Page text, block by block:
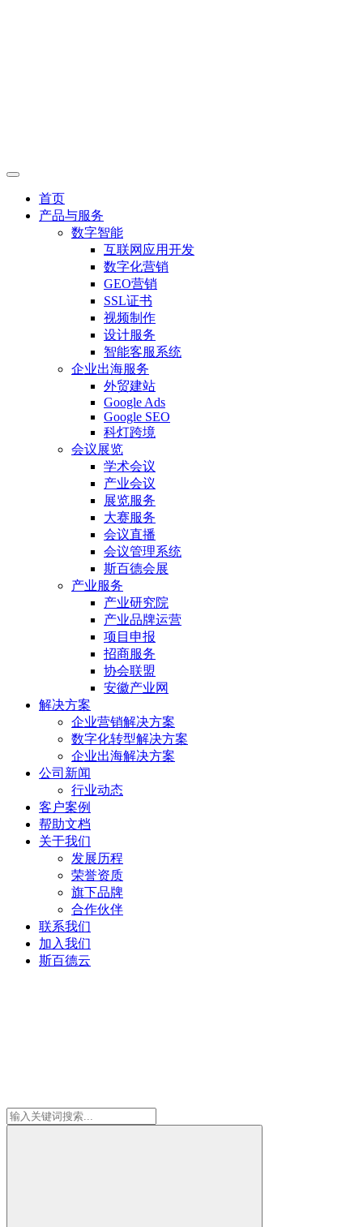
首页
产品与服务
数字智能
互联网应用开发
数字化营销
GEO营销
SSL证书
视频制作
设计服务
智能客服系统
企业出海服务
外贸建站
Google Ads
Google SEO
科灯跨境
会议展览
学术会议
产业会议
展览服务
大赛服务
会议直播
会议管理系统
斯百德会展
产业服务
产业研究院
产业品牌运营
项目申报
招商服务
协会联盟
安徽产业网
解决方案
企业营销解决方案
数字化转型解决方案
企业出海解决方案
公司新闻
行业动态
客户案例
帮助文档
关于我们
发展历程
荣誉资质
旗下品牌
合作伙伴
联系我们
加入我们
斯百德云